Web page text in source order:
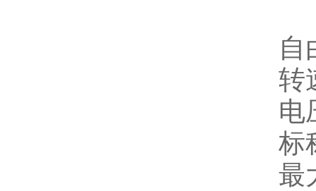
自
转
电
标
最